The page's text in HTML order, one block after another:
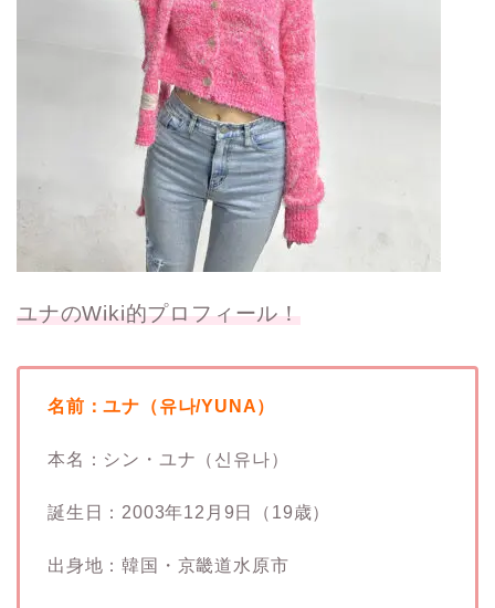
ユナのWiki的プロフィール！
名前：ユナ（유나/YUNA）
本名：シン・ユナ（신유나）
誕生日：2003年12月9日（19歳）
出身地：韓国・京畿道水原市